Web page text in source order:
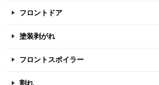
フロントドア
塗装剥がれ
フロントスポイラー
割れ